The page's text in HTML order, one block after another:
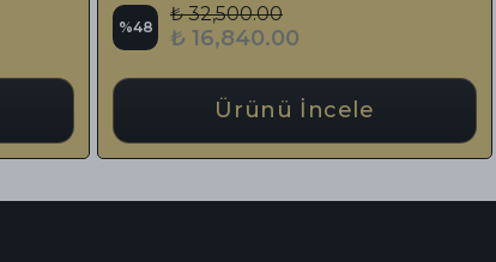
50
₺ 7,500.00
₺ 3,750.00
Ürünü İncele